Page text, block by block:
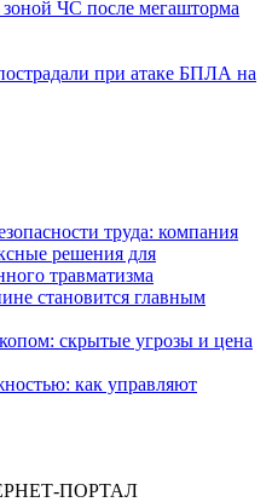
ЧС после мегашторма
при атаке БПЛА на
труда: компания
решения для
травматизма
становится главным
скрытые угрозы и цена
как управляют
ПОРТАЛ